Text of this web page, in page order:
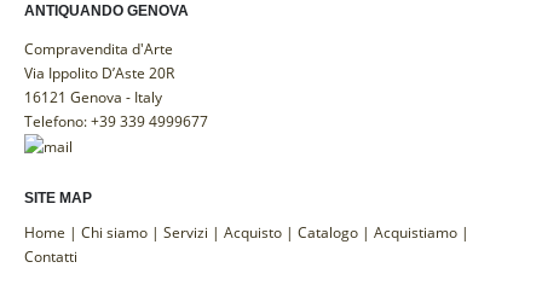
ANTIQUANDO GENOVA
Compravendita d'Arte
Via Ippolito D’Aste 20R
16121 Genova - Italy
Telefono: +39 339 4999677
SITE MAP
Home | Chi siamo | Servizi | Acquisto | Catalogo | Acquistiamo |
Contatti